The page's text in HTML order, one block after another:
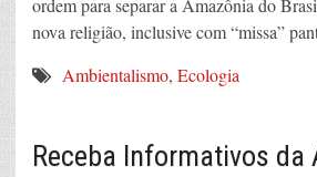
ordem para separar a Amazônia do
nova religião, inclusive com “missa”
Ambientalismo, Ecologia
Receba Informativos da